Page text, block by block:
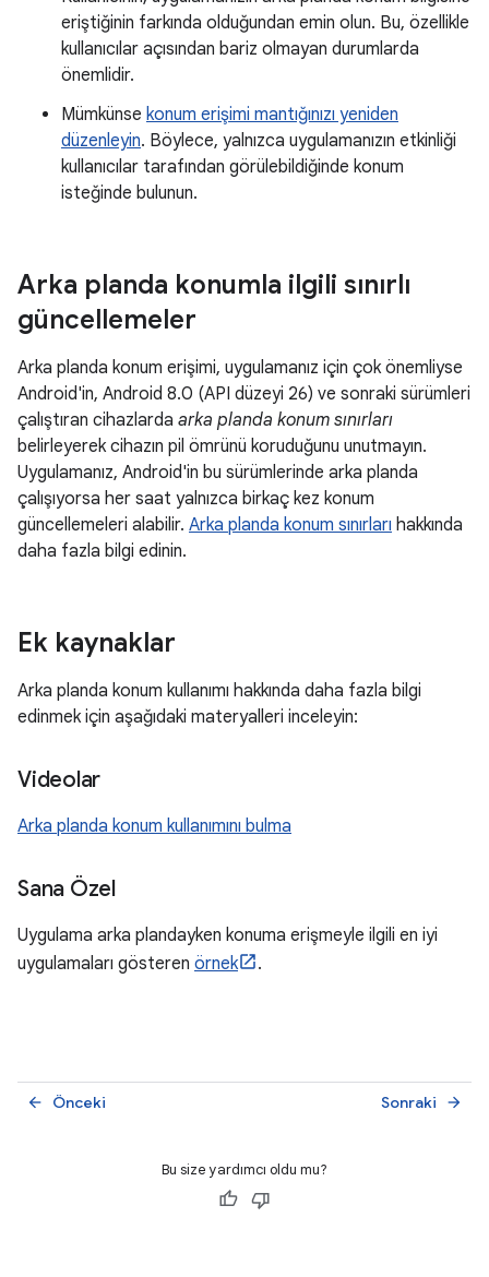
eriştiğinin farkında olduğundan emin olun. Bu, özellikle
kullanıcılar açısından bariz olmayan durumlarda
önemlidir.
Mümkünse konum erişimi mantığınızı yeniden
düzenleyin. Böylece, yalnızca uygulamanızın etkinliği
kullanıcılar tarafından görülebildiğinde konum
isteğinde bulunun.
Arka planda konumla ilgili sınırlı
güncellemeler
Arka planda konum erişimi, uygulamanız için çok önemliyse
Android'in, Android 8.0 (API düzeyi 26) ve sonraki sürümleri
çalıştıran cihazlarda arka planda konum sınırları
belirleyerek cihazın pil ömrünü koruduğunu unutmayın.
Uygulamanız, Android'in bu sürümlerinde arka planda
çalışıyorsa her saat yalnızca birkaç kez konum
güncellemeleri alabilir. Arka planda konum sınırları hakkında
daha fazla bilgi edinin.
Ek kaynaklar
Arka planda konum kullanımı hakkında daha fazla bilgi
edinmek için aşağıdaki materyalleri inceleyin:
Videolar
Arka planda konum kullanımını bulma
Sana Özel
Uygulama arka plandayken konuma erişmeyle ilgili en iyi
uygulamaları gösteren örnek .
Önceki
arrow_back Sonraki arrow_forward
Bu size yardımcı oldu mu?